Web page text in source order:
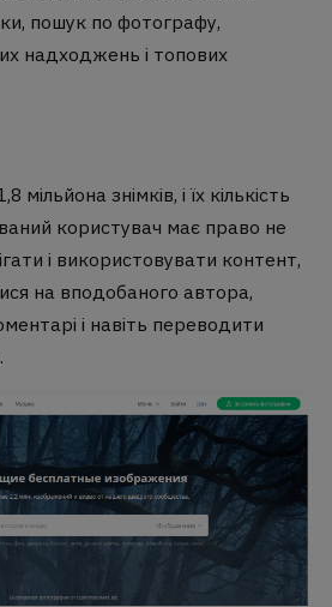
пошук по фотографу,
надходжень і топових
мільйона знімків, і їх кількість
користувач має право не
і використовувати контент,
на вподобаного автора,
і навіть переводити